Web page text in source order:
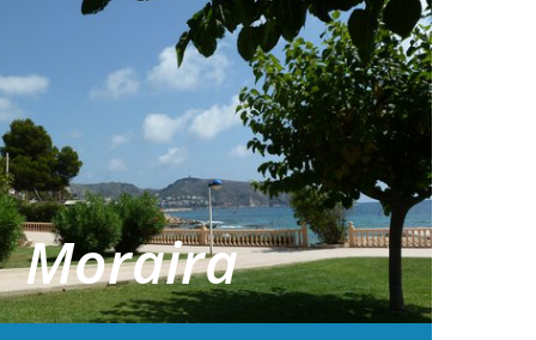
Moraira